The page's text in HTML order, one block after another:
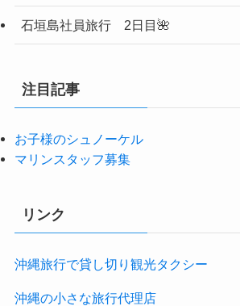
石垣島社員旅行 2日目🌺
注目記事
お子様のシュノーケル
マリンスタッフ募集
リンク
沖縄旅行で貸し切り観光タクシー
沖縄の小さな旅行代理店